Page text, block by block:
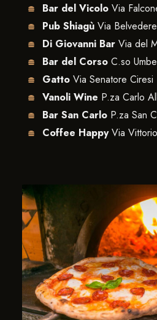
Bar del VicoloVia
Pub ShiagùVia Belvedere
Di Giovanni BarVia del
Bar del CorsoC.so
Gatto Via Senatore Ciresi
Vanoli Wine P.za Carlo
Bar San CarloP.za San
Coffee HappyVia